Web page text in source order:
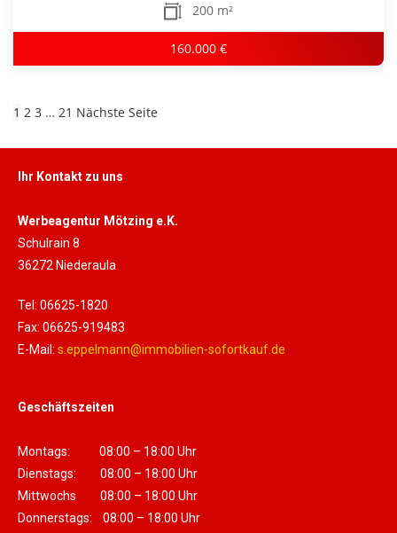
200 m²
160.000 €
1 2 3 … 21 Nächste Seite
Ihr Kontakt zu uns
Werbeagentur Mötzing e.K.
Schulrain 8
36272 Niederaula
Tel: 06625-1820
Fax: 06625-919483
E-Mail: s.eppelmann@immobilien-sofortkauf.de
Geschäftszeiten
Montags: 08:00 – 18:00 Uhr
Dienstags: 08:00 – 18:00 Uhr
Mittwochs 08:00 – 18:00 Uhr
Donnerstags: 08:00 – 18:00 Uhr